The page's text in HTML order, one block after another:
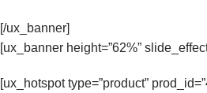
[/ux_banner]
[ux_banner height=”62%”
[ux_hotspot type=”product”